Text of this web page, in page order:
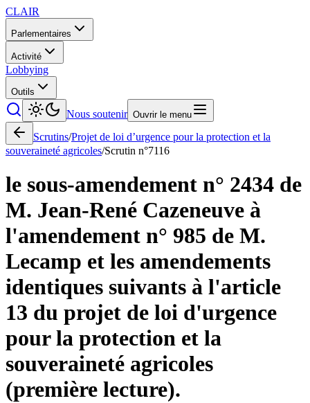
CLAIR
Parlementaires
Activité
Lobbying
Outils
Nous soutenir Ouvrir le menu
Scrutins/Projet de loi d’urgence pour la protection et la
souveraineté agricoles/Scrutin n°7116
le sous-amendement n° 2434 de
M. Jean-René Cazeneuve à
l'amendement n° 985 de M.
Lecamp et les amendements
identiques suivants à l'article
13 du projet de loi d'urgence
pour la protection et la
souveraineté agricoles
(première lecture).